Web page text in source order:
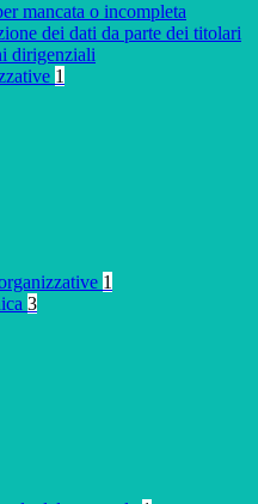
mancata o incompleta
dei dati da parte dei titolari
dirigenziali
1
1
3